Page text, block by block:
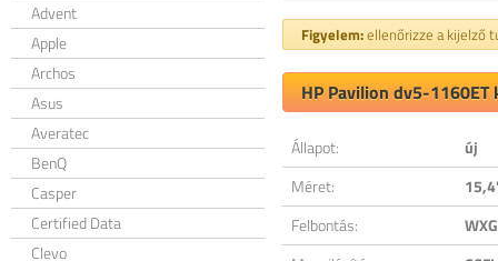
Advent
Apple
Archos
Asus
Averatec
BenQ
Casper
Certified Data
Clevo
Figyelem:ellenőrizze a kijelző
HP Pavilion dv5-
Állapot:
új
Méret:
Felbontás: